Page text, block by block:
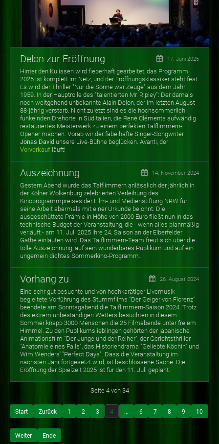
Delon zur Eröffnung 17. Juni 2025
Hinter den Kulissen wird fieberhaft gearbeitet, das Programm
2025 ist komplett im Netz, und der Eröffnungsklassiker steht fest:
Es wird der Thriller "Nur die Sonne war Zeuge" aus dem Jahr
1959. In der Hauptrolle des "talentierten Mr. Ripley": Der damals
noch weitgehend unbekannte Alain Delon, der im letzten August
88-jährig verstarb. Nicht zuletzt sind es die hochsommerlich
funkelnden Drehorte in Süditalien, die René Cléments aufwändig
restauriertes Meisterwerk zu einem perfekten Talflimmern-
Opener machen. Vorab wir der fabelhafte Singer-Songwriter
Jonas David unsere Live-Bühne beglücken. Avanti, der
Vorverkauf läuft!
Auszeichnung 14. November 2024
Gestern Abend wurde das Talflimmern anlässlich der jährlich in
der Kölner Wolkenburg zelebrierten Verleihung des
Kinoprogrammpreises der Film- und Medienstiftung NRW für
seine Arbeit abermals mit einer Urkunde belohnt. Die
ausgeschüttete Prämie in Höhe von 2000 Euro fließt nun in das
technische Budget der Veranstaltung, die - wenn alles planmäßig
verläuft - am 11. Juli 2025 ihre 24. Saison an der Elberfelder
Gathe einläuten wird. Das Talflimmern-Team freut sich über die
tolle Auszeichnung, auf sein wunderbares Publikum und auf ein
ungemein dichtes Sommerkino-Programm.
Vorhang zu 26. August 2024
Eine sehr gut besuchte und von hochkarätiger Livemusik
begleitete Vorführung des Stummfilms "Der Geiger von Florenz"
beendete am Sonntagabend die Talflimmern-Saison 2024. Trotz
des extrem unbeständigen Wetters besuchten in diesem
Sommer knapp 3000 Menschen die 25 Filmabende unter freiem
Himmel. Zu den Publikumslieblingen gehörten der japanische
Animationsfilm "Der Junge und der Reiher", der Gerichtsthriller
"Anatomie eines Falls", das Historiendrama "Geliebte Köchin" und
Wim Wenders' "Perfect Days". Dass die Veranstaltung im
nächsten Jahr fortgesetzt wird, ist beschlossene Sache. Die
Eröffnung der Spielzeit 2025 ist für den 11. Juli geplant.
Seite 4 von 34
Start Zurück 1 2 3 4 ... 6 7 8 9 10
Weiter Ende